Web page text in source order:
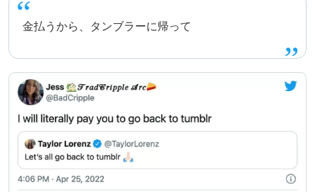
金払うから、タンブラーに帰って